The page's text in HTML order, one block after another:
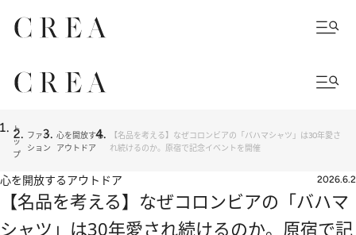
ト
ッ
プ
ファッ
ション
心を開放する
アウトドア
【名品を考える】なぜコロンビアの「バハマシャツ」は30年愛さ
れ続けるのか。原宿で記念イベントを開催
心を開放するアウトドア 2026.6.2
【名品を考える】なぜコロンビアの「バハマ
シャツ」は30年愛され続けるのか。原宿で記